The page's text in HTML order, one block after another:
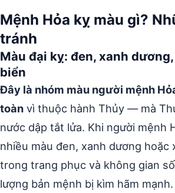
Mệnh Hỏa kỵ màu gì?
tránh
Màu đại kỵ: đen, xanh
biển
Đây là nhóm màu người mệnh
toàn vì thuộc hành Thủy — mà
nước dập tắt lửa. Khi người mệnh
nhiều màu đen, xanh dương hoặc
trong trang phục và không gian
lượng bản mệnh bị kìm hãm